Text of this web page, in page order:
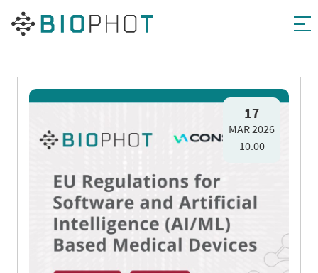
Pāriet
17
MAR 2026
10.00